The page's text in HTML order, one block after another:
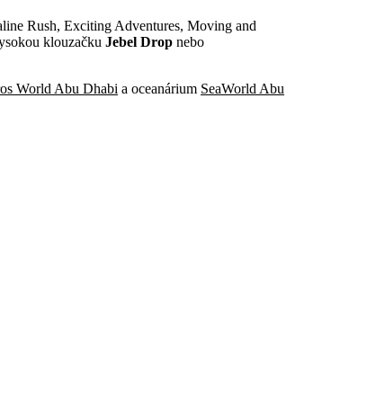
Rush, Exciting Adventures, Moving and
klouzačku Jebel Drop nebo
World Abu Dhabi a oceanárium SeaWorld Abu